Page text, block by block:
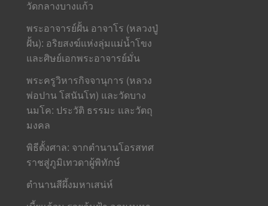
วัดกลางบางแก้ว
พระอาจารย์ฝั้น อาจาโร (หลวงปู่
ฝั้น): อริยสงฆ์แห่งลุ่มแม่น้ำโขง
และศิษย์เอกพระอาจารย์มั่น
พระครูวิหารกิจจานุการ (หลวง
พ่อปาน โสนันโท) และวัดบาง
นมโค: ประวัติ ธรรมะ และวัตถุ
มงคล
พิธีตั้งศาล: จากตำนานโอรสทศ
ราชสู่ภูมิเทวดาผู้พิทักษ์
ตำนานสีผึ้งมหาเสน่ห์